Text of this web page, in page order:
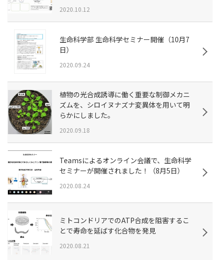
2020.10.12
生命科学部 生命科学セミナー開催（10月7
日）
2020.09.24
植物の光合成誘導に働く重要な制御メカニ
ズムを、シロイヌナズナ変異体を用いて明
らかにしました。
2020.09.18
Teamsによるオンライン会議で、生命科学
セミナーが開催されました！（8月5日）
2020.08.24
ミトコンドリアでのATP合成を阻害するこ
とで寿命を延ばす化合物を発見
2020.08.21